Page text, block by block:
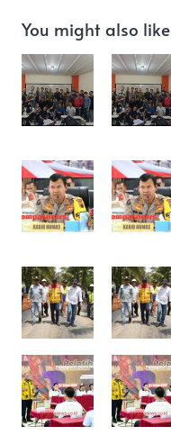
You might also like